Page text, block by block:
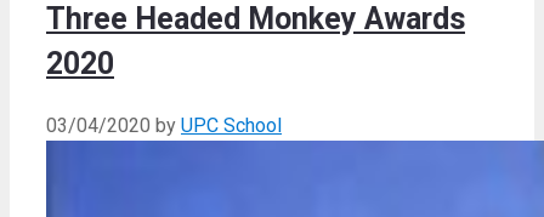
Three Headed Monkey Awards
2020
03/04/2020 by UPC School